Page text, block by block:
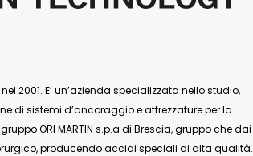
2001. E’ un’azienda specializzata nello studio,
di sistemi d’ancoraggio e attrezzature per la
ORI MARTIN s.p.a di Brescia, gruppo che dai
producendo acciai speciali di alta qualità.